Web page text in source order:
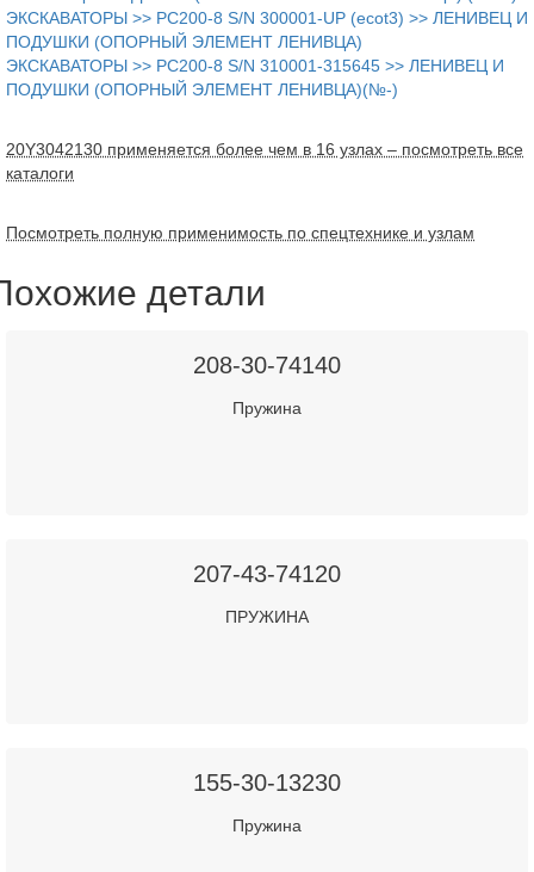
ЭКСКАВАТОРЫ >> PC200-8 S/N 300001-UP (ecot3) >> ЛЕНИВЕЦ И
ПОДУШКИ (ОПОРНЫЙ ЭЛЕМЕНТ ЛЕНИВЦА)
ЭКСКАВАТОРЫ >> PC200-8 S/N 310001-315645 >> ЛЕНИВЕЦ И
ПОДУШКИ (ОПОРНЫЙ ЭЛЕМЕНТ ЛЕНИВЦА)(№-)
20Y3042130 применяется более чем в 16 узлах – посмотреть все
каталоги
Посмотреть полную применимость по спецтехнике и узлам
детали
208-30-74140
Пружина
207-43-74120
ПРУЖИНА
155-30-13230
Пружина